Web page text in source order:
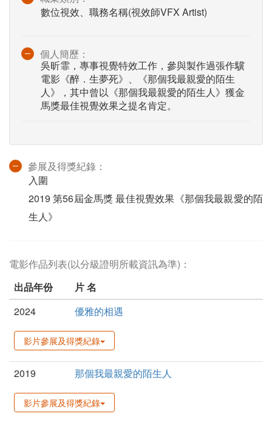
數位視效、職務名稱(視效師VFX Artist)
個人簡歷：
吳昕霏，專事視覺特效工作，參與製作過張作驥
電影《醉．生夢死》、《那個我最親愛的陌生
人》，其中曾以《那個我最親愛的陌生人》獲金
馬獎最佳視覺效果之提名肯定。
參展及得獎紀錄：
入圍
2019 第56屆金馬獎 最佳視覺效果《那個我最親愛的陌
生人》
電影作品列表(以分級證明所載資訊為準)：
出品年份
片 名
2024
優雅的相遇
影片參展及得獎紀錄
2019 那個我最親愛的陌生人
影片參展及得獎紀錄